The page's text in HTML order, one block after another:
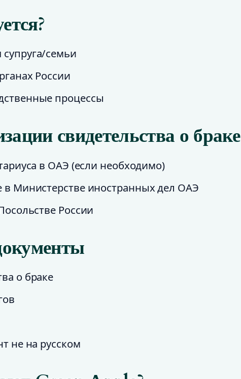
семьи
России
процессы
свидетельства о браке
в ОАЭ (если необходимо)
Министерстве иностранных дел ОАЭ
России
о браке
не на русском